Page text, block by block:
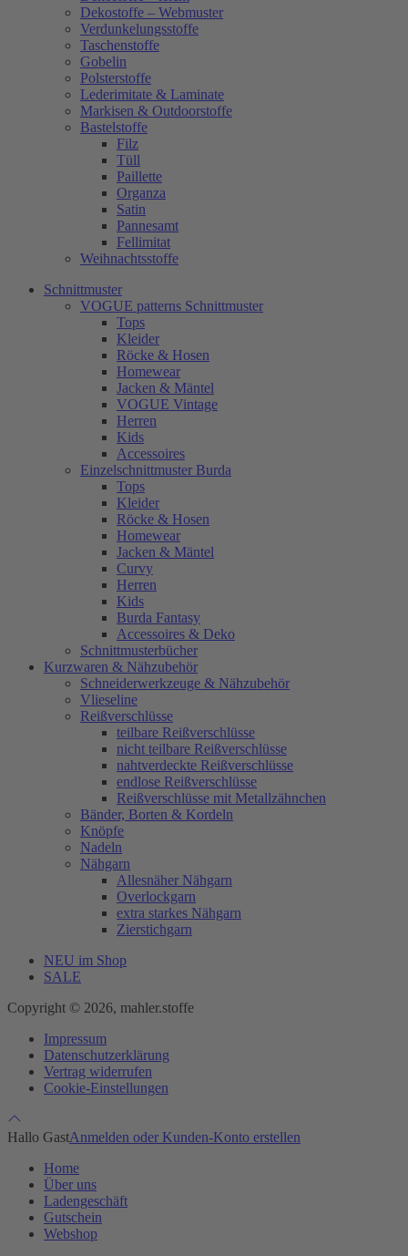
Dekostoffe – Webmuster
Verdunkelungsstoffe
Taschenstoffe
Gobelin
Polsterstoffe
Lederimitate & Laminate
Markisen & Outdoorstoffe
Bastelstoffe
Filz
Tüll
Paillette
Organza
Satin
Pannesamt
Fellimitat
Weihnachtsstoffe
Schnittmuster
VOGUE patterns Schnittmuster
Tops
Kleider
Röcke & Hosen
Homewear
Jacken & Mäntel
VOGUE Vintage
Herren
Kids
Accessoires
Einzelschnittmuster Burda
Tops
Kleider
Röcke & Hosen
Homewear
Jacken & Mäntel
Curvy
Herren
Kids
Burda Fantasy
Accessoires & Deko
Schnittmusterbücher
Kurzwaren & Nähzubehör
Schneiderwerkzeuge & Nähzubehör
Vlieseline
Reißverschlüsse
teilbare Reißverschlüsse
nicht teilbare Reißverschlüsse
nahtverdeckte Reißverschlüsse
endlose Reißverschlüsse
Reißverschlüsse mit Metallzähnchen
Bänder, Borten & Kordeln
Knöpfe
Nadeln
Nähgarn
Allesnäher Nähgarn
Overlockgarn
extra starkes Nähgarn
Zierstichgarn
NEU im Shop
SALE
Copyright © 2026, mahler.stoffe
Impressum
Datenschutzerklärung
Vertrag widerrufen
Cookie-Einstellungen
Hallo GastAnmelden oder Kunden-Konto erstellen
Home
Über uns
Ladengeschäft
Gutschein
Webshop